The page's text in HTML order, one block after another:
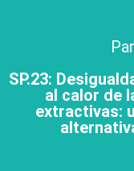
SP.23:
al calor de
extractivas: